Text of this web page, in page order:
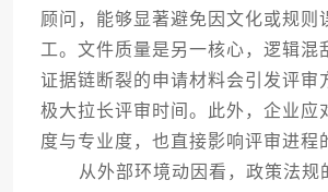
顾问，能够显著避免因文化或规则
工。文件质量是另一核心，逻辑混
证据链断裂的申请材料会引发评审
极大拉长评审时间。此外，企业应
度与专业度，也直接影响评审进程
从外部环境动因看，政策法规